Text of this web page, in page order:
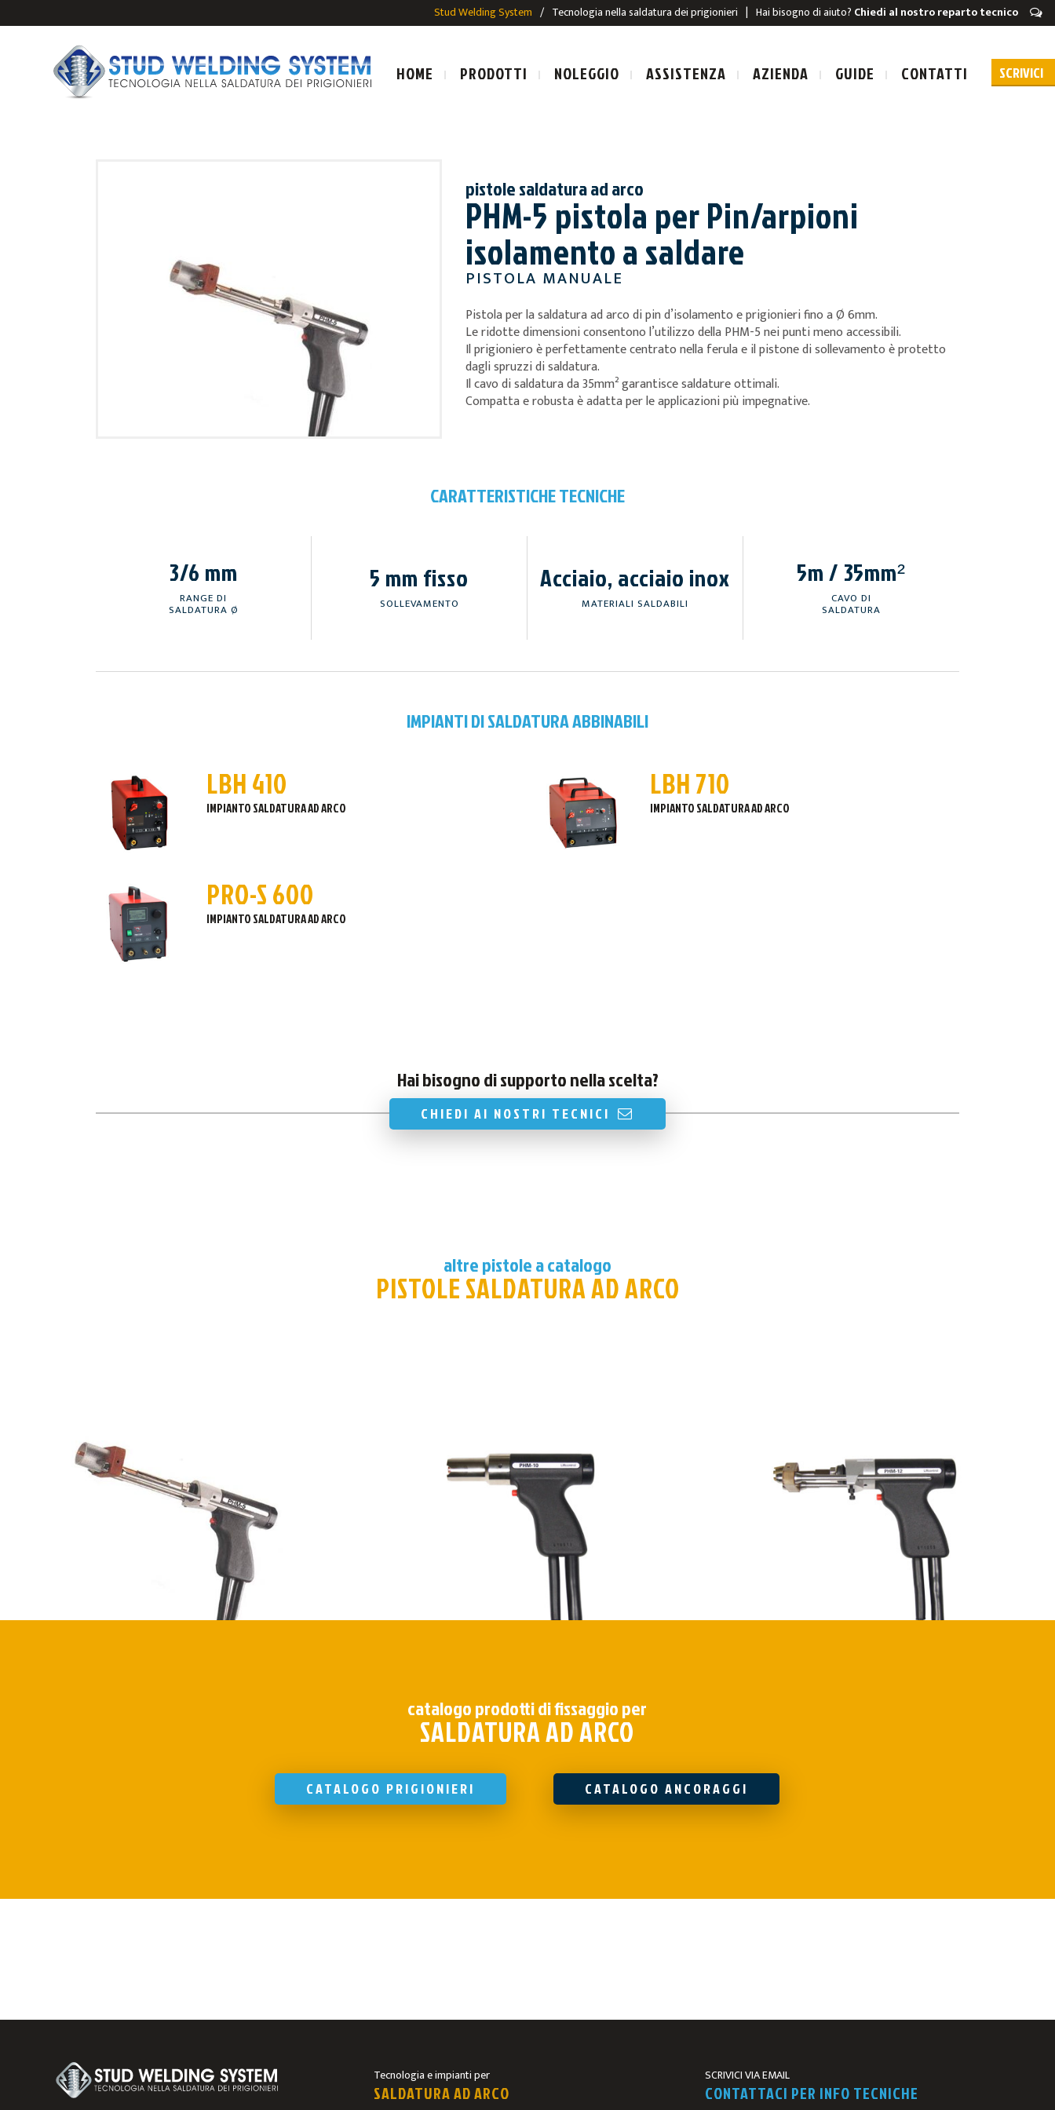
Stud Welding System / Tecnologia nella saldatura dei prigionieri | Hai bisogno di aiuto? Chiedi al nostro reparto tecnico
HOME PRODOTTI
IMPIANTI E PISTOLE SALDATURA AD ARCO
FERULE CERAMICHE
IMPIANTI E PISTOLE SALDATURA A SCARICA
PRIGIONIERI PER SALDATURA A SCARICA
NOLEGGIO ASSISTENZA AZIENDA GUIDE CONTATTI
pistole saldatura ad arco
PHM-5 pistola per Pin/arpioni
isolamento a saldare
PISTOLA MANUALE
Pistola per la saldatura ad arco di pin d’isolamento e prigionieri fino a Ø 6mm.
Le ridotte dimensioni consentono l’utilizzo della PHM-5 nei punti meno accessibili.
Il prigioniero è perfettamente centrato nella ferula e il pistone di sollevamento è protetto
dagli spruzzi di saldatura.
Il cavo di saldatura da 35mm² garantisce saldature ottimali.
Compatta e robusta è adatta per le applicazioni più impegnative.
CARATTERISTICHE TECNICHE
3/6 mm
RANGE DI
SALDATURA Ø
5 mm fisso
SOLLEVAMENTO
Acciaio, acciaio inox
MATERIALI SALDABILI
5m / 35mm²
CAVO DI
SALDATURA
IMPIANTI DI SALDATURA ABBINABILI
LBH 410
IMPIANTO SALDATURA AD ARCO
LBH 710
IMPIANTO SALDATURA AD ARCO
PRO-S 600
IMPIANTO SALDATURA AD ARCO
Hai bisogno di supporto nella scelta?
CHIEDI AI NOSTRI TECNICI
altre pistole a catalogo
PISTOLE SALDATURA AD ARCO
catalogo prodotti di fissaggio per
SALDATURA AD ARCO
CATALOGO PRIGIONIERI CATALOGO ANCORAGGI
Tecnologia e impianti per
SALDATURA AD ARCO
SCRIVICI VIA EMAIL
CONTATTACI PER INFO TECNICHE